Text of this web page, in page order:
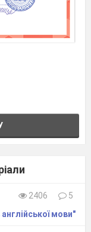
2406
5
мови"